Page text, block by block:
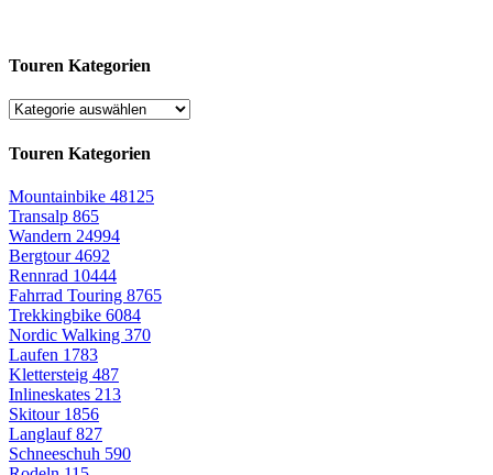
Touren Kategorien
Touren Kategorien
Mountainbike 48125
Transalp 865
Wandern 24994
Bergtour4692
Rennrad 10444
Fahrrad Touring 8765
Trekkingbike 6084
Nordic Walking 370
Laufen 1783
Klettersteig 487
Inlineskates 213
Skitour 1856
Langlauf827
Schneeschuh 590